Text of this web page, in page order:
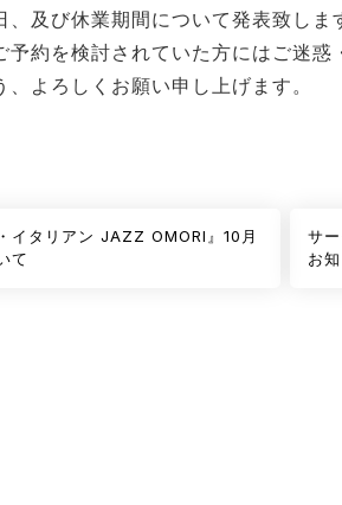
、及び休業期間について発表致しま
予約を検討されていた方にはご迷
よろしくお願い申し上げます。
イタリアン JAZZ OMORI』10月
て
サ
お